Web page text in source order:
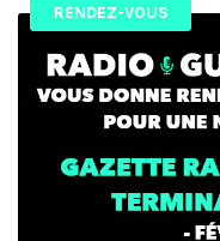
RENDEZ-VOUS